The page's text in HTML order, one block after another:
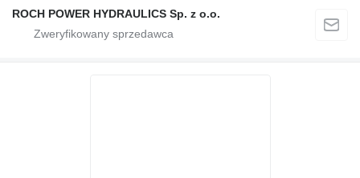
ROCH POWER HYDRAULICS Sp. z o.o.